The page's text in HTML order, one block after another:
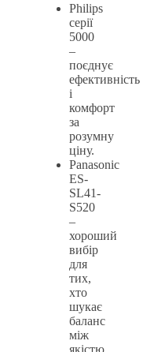
Philips
серії
5000
–
поєднує
ефективність
і
комфорт
за
розумну
ціну.
Panasonic
ES-
SL41-
S520
–
хороший
вибір
для
тих,
хто
шукає
баланс
між
якістю